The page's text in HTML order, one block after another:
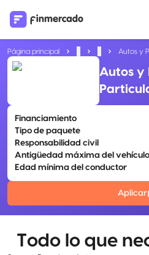
Página principal Autos y
Autos y
Financiamiento
Tipo de paquete
Responsabilidad civil
Antigüedad máxima del vehículo
Edad mínima del conductor
Aplicar
Todo lo que